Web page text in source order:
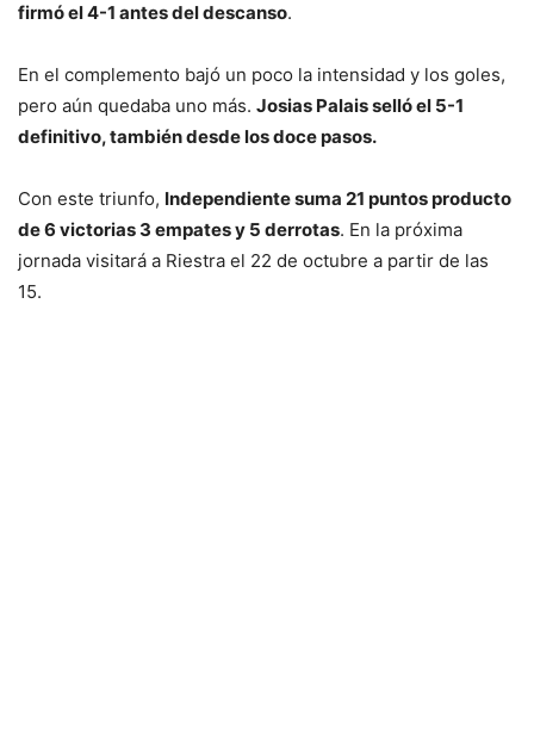
firmó el 4-1 antes del descanso.
En el complemento bajó un poco la intensidad y los goles,
pero aún quedaba uno más. Josias Palais selló el 5-1
definitivo, también desde los doce pasos.
Con este triunfo, Independiente suma 21 puntos producto
de 6 victorias 3 empates y 5 derrotas. En la próxima
jornada visitará a Riestra el 22 de octubre a partir de las
15.